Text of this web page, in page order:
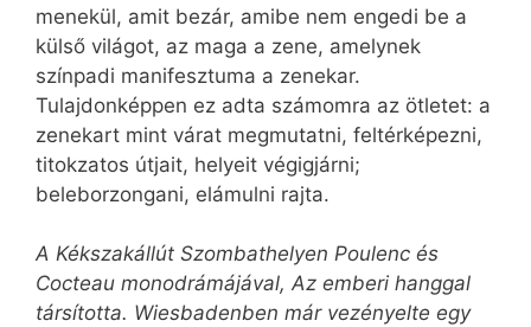
menekül, amit bezár, amibe nem engedi be a
külső világot, az maga a zene, amelynek
színpadi manifesztuma a zenekar.
Tulajdonképpen ez adta számomra az ötletet: a
zenekart mint várat megmutatni, feltérképezni,
titokzatos útjait, helyeit végigjárni;
beleborzongani, elámulni rajta.
A Kékszakállút Szombathelyen Poulenc és
Cocteau monodrámájával, Az emberi hanggal
társította. Wiesbadenben már vezényelte egy